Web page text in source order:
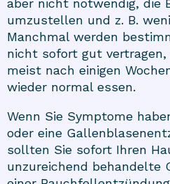
aber nicht notwendig, die
umzustellen und z. B.
Manchmal werden
nicht sofort gut
meist nach einigen
wieder normal essen.
Wenn Sie Symptome
oder eine
sollten Sie sofort Ihren
unzureichend behandelte